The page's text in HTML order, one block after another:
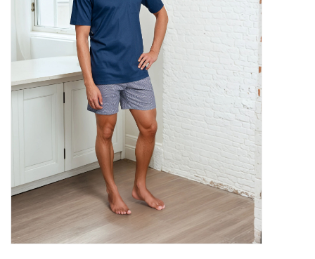
Mode & Accessoires
Edles aus Cashmere
Tisch & Küche
Geschenkideen und
Gutscheine
Accessoires Spa